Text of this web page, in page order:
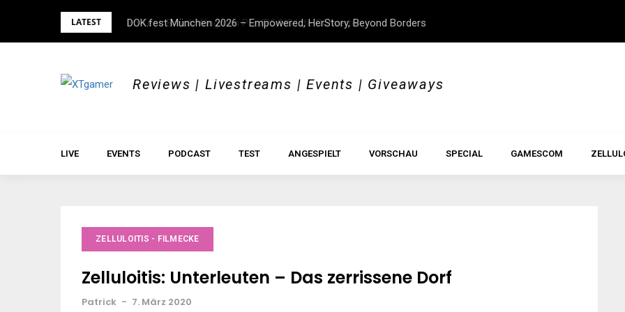
LATEST DOK.fest München 2026 – Empowered, HerStory, Beyond Borders
Reviews | Livestreams | Events | Giveaways
LIVE EVENTS PODCAST TEST ANGESPIELT VORSCHAU SPECIAL GAMESCOM
ZELLULOITIS - FILMECKE
Zelluloitis: Unterleuten – Das zerrissene Dorf
Patrick - 7. März 2020